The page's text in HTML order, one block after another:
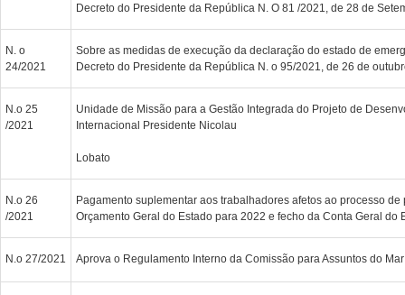
Decreto do Presidente da República N. O 81 /2021, de 28 de
N. o
24/2021
Sobre as medidas de execução da declaração do estado de
Decreto do Presidente da República N. o 95/2021, de 26 de
N.o 25
/2021
Unidade de Missão para a Gestão Integrada do Projeto de
Internacional Presidente Nicolau
Lobato
N.o 26
/2021
Pagamento suplementar aos trabalhadores afetos ao processo de
Orçamento Geral do Estado para 2022 e fecho da Conta Geral do
N.o 27/2021 Aprova o Regulamento Interno da Comissão para Assuntos do Mar